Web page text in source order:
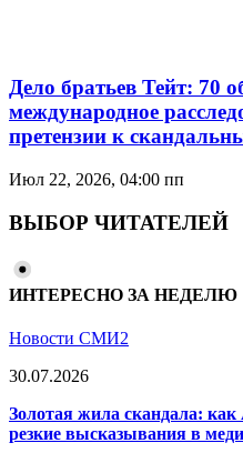
Дело братьев Тейт: 70
международное
претензии к
Июл 22, 2026, 04:00 пп
ВЫБОР ЧИТАТЕЛЕЙ
ИНТЕРЕСНО ЗА НЕДЕЛЮ
Новости СМИ2
30.07.2026
Золотая жила скандала:
резкие высказывания в